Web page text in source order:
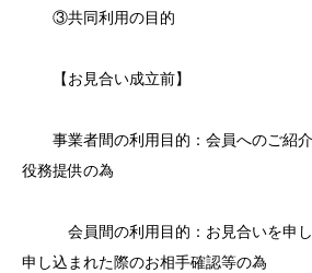
③共同利用の目的
【お見合い成立前】
事業者間の利用目的：会員へのご紹介
役務提供の為
会員間の利用目的：お見合いを申し
申し込まれた際のお相手確認等の為